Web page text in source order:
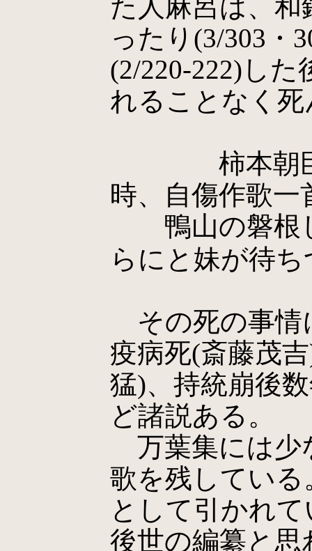
た人麻呂は、和
ったり(3/303・
(2/220-222)し
れることなく死
柿本朝臣人
時、自傷作歌一
鴨山の磐根
らにと妹が待
その死の事情
疫病死(斎藤茂
猛)、持統崩後
ど諸説ある。
万葉集には少
歌を残してい
として引かれ
後世の編纂と